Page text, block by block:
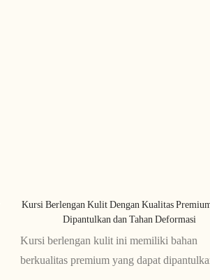
Kursi Berlengan Kulit Dengan Kualitas
Dipantulkan dan Tahan Deformasi
Kursi berlengan kulit ini memiliki bahan
berkualitas premium yang dapat